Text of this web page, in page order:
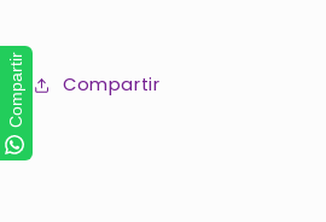
Compartir
Compartir